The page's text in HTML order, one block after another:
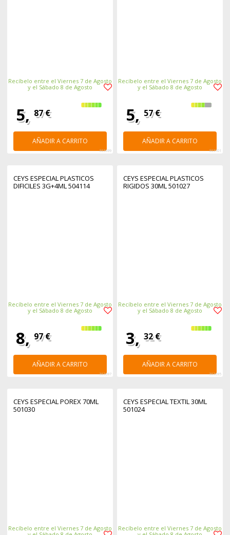
Recíbelo entre el Viernes 7 de Agosto
y el Sábado 8 de Agosto
5, 87 €
AÑADIR A CARRITO
363699
Recíbelo entre el Viernes 7 de Agosto
y el Sábado 8 de Agosto
5, 57 €
AÑADIR A CARRITO
363701
CEYS ESPECIAL PLASTICOS
DIFICILES 3G+4ML 504114
Recíbelo entre el Viernes 7 de Agosto
y el Sábado 8 de Agosto
8, 97 €
AÑADIR A CARRITO
363697
CEYS ESPECIAL PLASTICOS
RIGIDOS 30ML 501027
Recíbelo entre el Viernes 7 de Agosto
y el Sábado 8 de Agosto
3, 32 €
AÑADIR A CARRITO
363695
CEYS ESPECIAL POREX 70ML
501030
Recíbelo entre el Viernes 7 de Agosto
CEYS ESPECIAL TEXTIL 30ML
501024
Recíbelo entre el Viernes 7 de Agosto